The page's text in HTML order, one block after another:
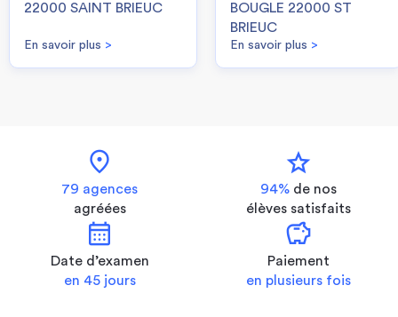
22000 SAINT BRIEUC
En savoir plus >
BOUGLE 22000 ST
BRIEUC
En savoir plus >
location_on
79 agences
agréées
star
94% de nos
élèves satisfaits
calendar_month
Date d’examen
en 45 jours
savings
Paiement
en plusieurs fois